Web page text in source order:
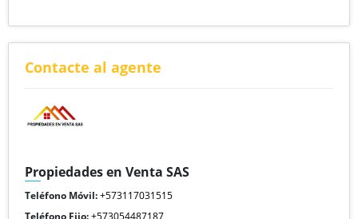
Contacte al agente
Propiedades en Venta SAS
Teléfono Móvil:+573117031515
Teléfono Fijo:+573054487187